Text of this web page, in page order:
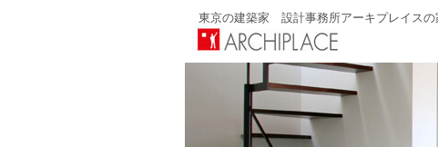
東京の建築家 設計事務所アーキプレイスの